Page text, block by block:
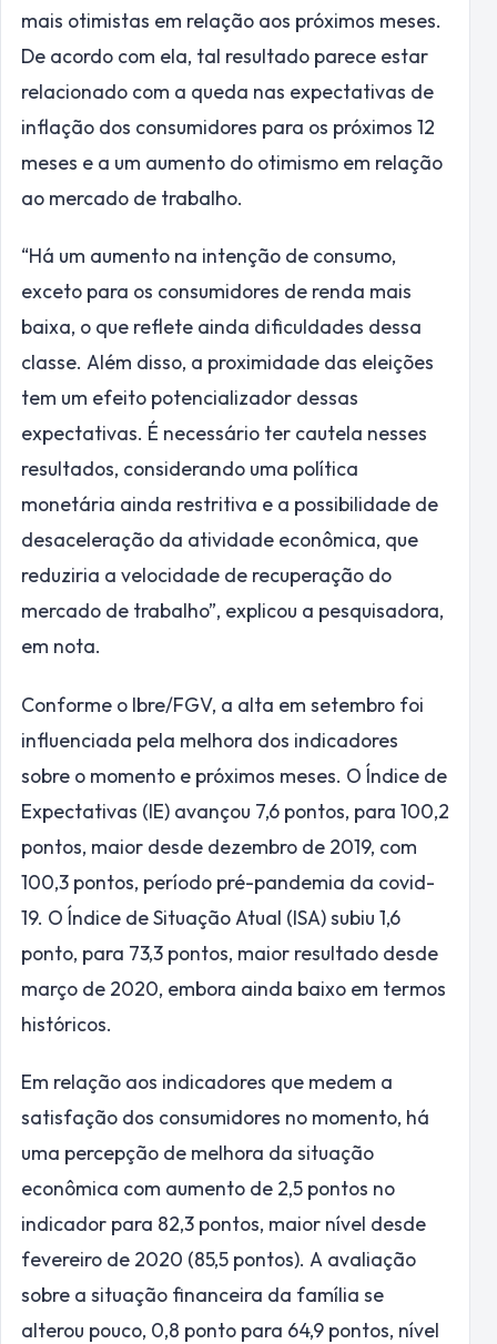
mais otimistas em relação aos próximos meses.
De acordo com ela, tal resultado parece estar
relacionado com a queda nas expectativas de
inflação dos consumidores para os próximos 12
meses e a um aumento do otimismo em relação
ao mercado de trabalho.
“Há um aumento na intenção de consumo,
exceto para os consumidores de renda mais
baixa, o que reflete ainda dificuldades dessa
classe. Além disso, a proximidade das eleições
tem um efeito potencializador dessas
expectativas. É necessário ter cautela nesses
resultados, considerando uma política
monetária ainda restritiva e a possibilidade de
desaceleração da atividade econômica, que
reduziria a velocidade de recuperação do
mercado de trabalho”, explicou a pesquisadora,
em nota.
Conforme o Ibre/FGV, a alta em setembro foi
influenciada pela melhora dos indicadores
sobre o momento e próximos meses. O Índice de
Expectativas (IE) avançou 7,6 pontos, para 100,2
pontos, maior desde dezembro de 2019, com
100,3 pontos, período pré-pandemia da covid-
19. O Índice de Situação Atual (ISA) subiu 1,6
ponto, para 73,3 pontos, maior resultado desde
março de 2020, embora ainda baixo em termos
históricos.
Em relação aos indicadores que medem a
satisfação dos consumidores no momento, há
uma percepção de melhora da situação
econômica com aumento de 2,5 pontos no
indicador para 82,3 pontos, maior nível desde
fevereiro de 2020 (85,5 pontos). A avaliação
sobre a situação financeira da família se
alterou pouco, 0,8 ponto para 64,9 pontos, nível